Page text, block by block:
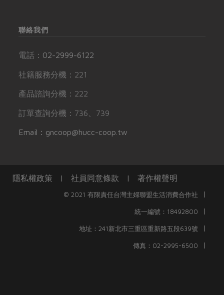
聯絡我們
電話： 02-2999-6122
社籍服務分機：221
產品諮詢分機：222
訂單查詢分機：736、739
Email：gncoop@hucc-coop.tw
隱私權政策 | 社員同意條款 | 著作權聲明
© 2021 有限責任台灣主婦聯盟生活消費合作社 |
統一編號：18492800 |
地址：241新北市三重區重新路五段639號 |
傳真：02-2995-6500 |